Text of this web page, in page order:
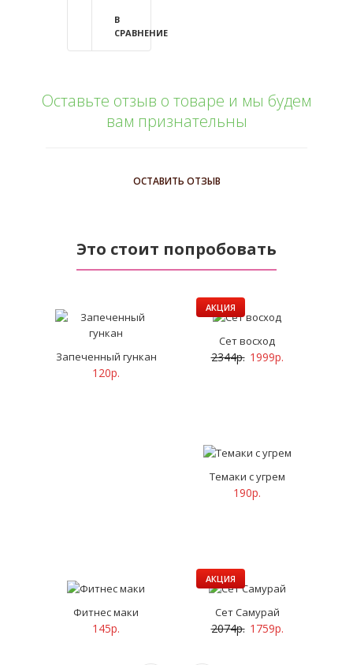
В
СРАВНЕНИЕ
Оставьте отзыв о товаре и мы будем
вам признательны
ОСТАВИТЬ ОТЗЫВ
Это стоит попробовать
Запеченный гункан
120р.
АКЦИЯ
Сет восход
2344р. 1999р.
Темаки с угрем
190р.
Фитнес маки
145р.
АКЦИЯ
Сет Самурай
2074р. 1759р.